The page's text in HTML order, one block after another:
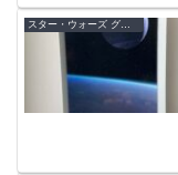
スター・ウォーズ グッズ